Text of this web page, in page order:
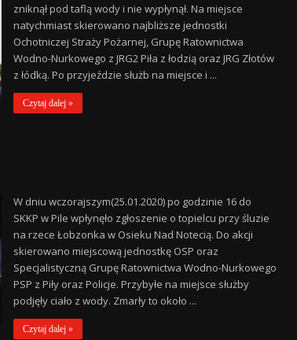
zniknął pod taflą wody i nie wypłynął. Na miejsce
natychmiast skierowano najbliższe jednostki
Ochotniczej Straży Pożarnej, Grupę Ratownictwa
Wodno-Nurkowego z JRG2 Piła z łodzią oraz JRG Złotów
z łódką. Po przyjeździe służb na miejsce i ...
Czytaj dalej »
W dniu wczorajszym(25.01.2020) po godzinie 16 do
SKKP w Pile wpłynęło zgłoszenie o topielcu przy śluzie
na rzece Łobzonka w Osieku Nad Notecią. Do akcji
skierowano miejscową jednostkę OSP oraz
Specjalistyczną Grupę Ratownictwa Wodno-Nurkowego
PSP z Piły oraz Policje. Przybyłe na miejsce służby
podjęły ciało z wody. Zmarły to około ...
Czytaj dalej »